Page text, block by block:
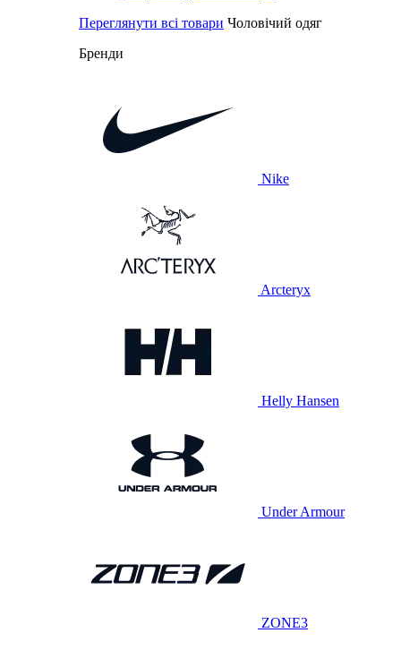
Переглянути всі товари Чоловічий одяг
Бренди
Nike
Arcteryx
Helly Hansen
Under Armour
ZONE3